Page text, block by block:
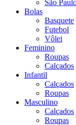
São
Bolas
Basquete
Futebol
Vôlei
Feminino
Roupas
Calçados
Infantil
Calçados
Roupas
Masculino
Calçados
Roupas